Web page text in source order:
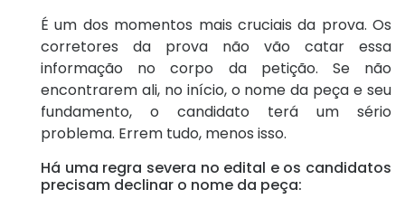
É um dos momentos mais cruciais da prova. Os
corretores da prova não vão catar essa
informação no corpo da petição. Se não
encontrarem ali, no início, o nome da peça e seu
fundamento, o candidato terá um sério
problema. Errem tudo, menos isso.
Há uma regra severa no edital e os candidatos
precisam declinar o nome da peça: